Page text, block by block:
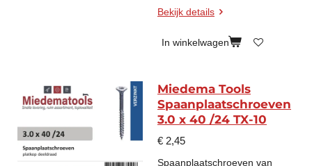
Bekijk details
In winkelwagen
Miedema Tools
Spaanplaatschroeven
3.0 x 40 /24 TX-10
€ 2,45
Spaanplaatschroeven van